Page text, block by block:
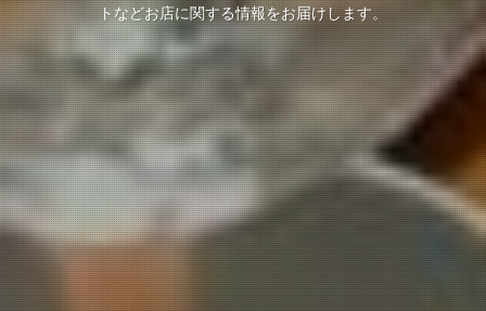
トなどお店に関する情報をお届けします。
トなどお店に関する情報をお届けします。
トなどお店に関する情報をお届けします。